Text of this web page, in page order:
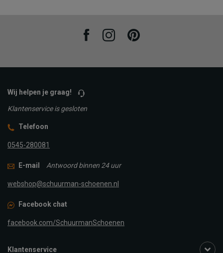
FacebookInstagramPinterest
Wij helpen je graag!
Klantenservice is gesloten
Telefoon
0545-280081
E-mail Antwoord binnen 24 uur
webshop@schuurman-schoenen.nl
Facebook chat
facebook.com/SchuurmanSchoenen
Klantenservice